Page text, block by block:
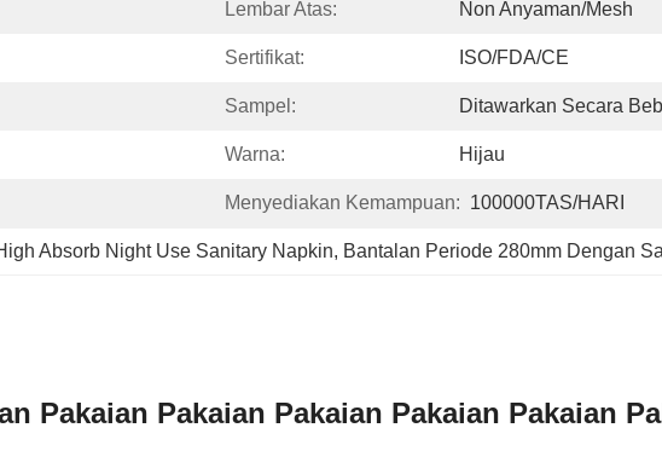
Lembar Atas: Non Anyaman/Mesh
Sertifikat: ISO/FDA/CE
Sampel: Ditawarkan Secara
Warna: Hijau
Menyediakan Kemampuan: 100000TAS/HARI
Absorb Night Use Sanitary Napkin, Bantalan Periode 280mm Dengan
Pakaian Pakaian Pakaian Pakaian Pakaian